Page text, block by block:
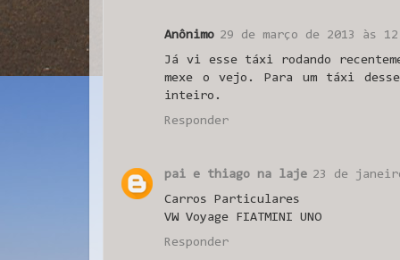
Anônimo 29 de março de 2013 às
Já vi esse táxi rodando
mexe o vejo. Para um táxi
inteiro.
Responder
pai e thiago na laje 23 de
Carros Particulares
VW Voyage FIATMINI UNO
Responder